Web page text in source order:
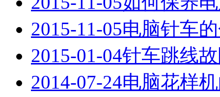
2015-11-05电脑针车
2015-01-04针车跳线
2014-07-24电脑花样